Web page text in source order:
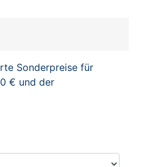
Sonderpreise für
€ und der